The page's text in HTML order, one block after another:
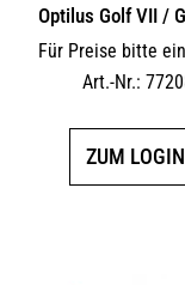
Optilus Golf VII /
Für Preise bitte
Art.-Nr.:
ZUM